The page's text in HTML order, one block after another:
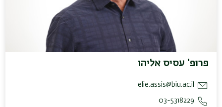
פרופ' עסיס אליהו
elie.assis@biu.ac.il
03-5318229